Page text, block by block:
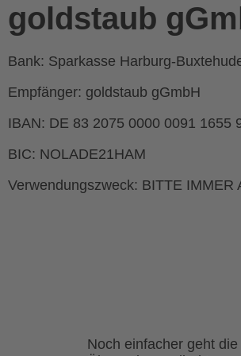
goldstaub
Bank: Sparkasse Harburg-
Empfänger: goldstaub gGmbH
IBAN: DE 83 2075 0000 0091 1655
BIC: NOLADE21HAM
Verwendungszweck: BITTE IMMER
Noch einfacher geht die